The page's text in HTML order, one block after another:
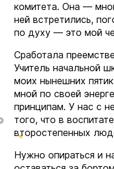
комитета. Она —
ней встретились,
по духу — это мой
Сработала
Учитель начальной
моих нынешних
мной по своей
принципам. У нас с
того, что в
второстепенных
Нужно опираться и